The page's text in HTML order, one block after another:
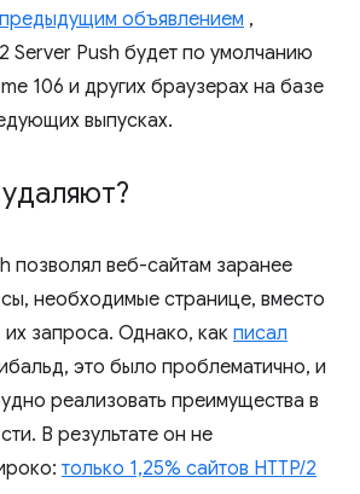
предыдущим объявлением ,
Server Push будет по умолчанию
106 и других браузерах на базе
выпусках.
позволял веб-сайтам заранее
необходимые странице, вместо
их запроса. Однако, какписал
это было проблематично, и
реализовать преимущества в
В результате он не
только 1,25% сайтов HTTP/2